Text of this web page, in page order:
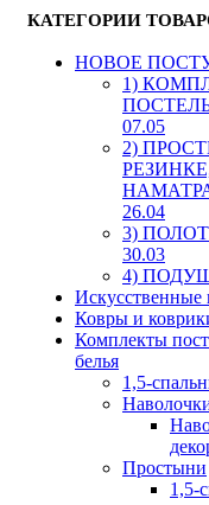
КАТЕГОРИИ
HОВОЕ
1)
07.05
2)
26.04
3)
30.03
4)
Искусственные
Ковры и
Комплекты
белья
1,5-
Простыни
1,5-